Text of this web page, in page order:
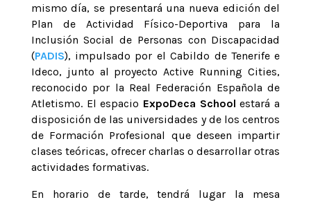
mismo día, se presentará una nueva edición del
Plan de Actividad Físico-Deportiva para la
Inclusión Social de Personas con Discapacidad
(PADIS), impulsado por el Cabildo de Tenerife e
Ideco, junto al proyecto Active Running Cities,
reconocido por la Real Federación Española de
Atletismo. El espacio ExpoDeca School estará a
disposición de las universidades y de los centros
de Formación Profesional que deseen impartir
clases teóricas, ofrecer charlas o desarrollar otras
actividades formativas.
En horario de tarde, tendrá lugar la mesa